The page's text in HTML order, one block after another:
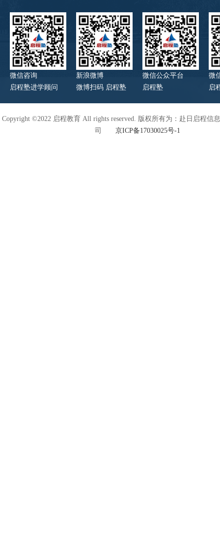
微信咨询
启程塾进学顾问
新浪微博
微博扫码 启程塾
微信公众平台
启程塾
微
启
Copyright ©2022 启程教育 All rights reserved. 版权所有为：赴日启程信
司 京ICP备17030025号-1